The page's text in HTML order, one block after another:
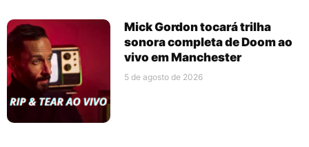
Mick Gordon tocará trilha
sonora completa de Doom ao
vivo em Manchester
5 de agosto de 2026